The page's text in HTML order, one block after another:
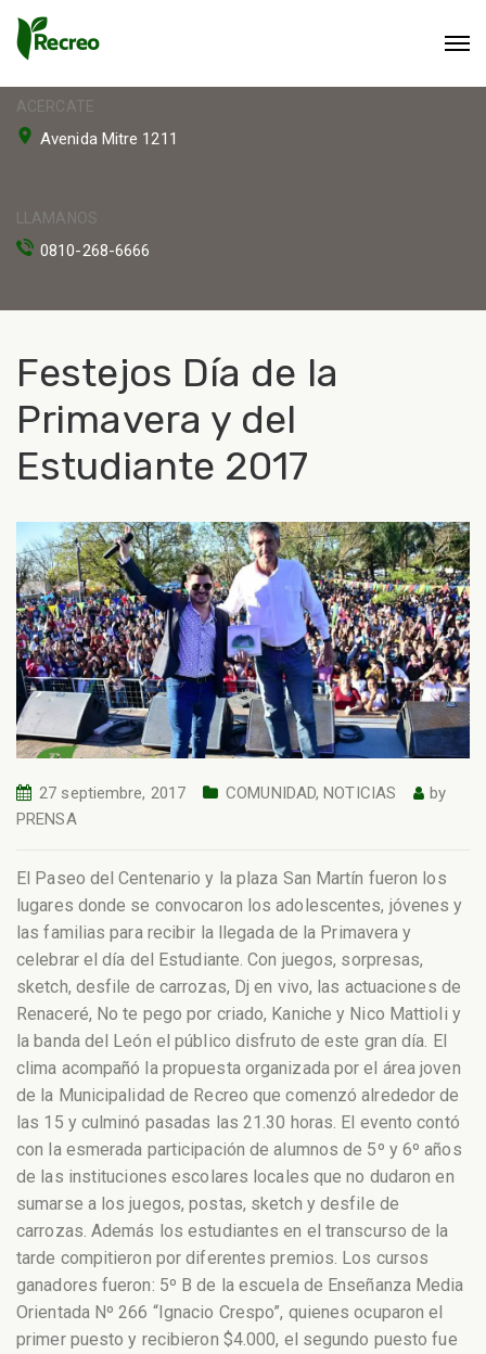
ACERCATE
Avenida Mitre 1211
LLAMANOS
0810-268-6666
Festejos Día de la
Primavera y del
Estudiante 2017
27 septiembre, 2017 COMUNIDAD,NOTICIAS
by
PRENSA
El Paseo del Centenario y la plaza San Martín fueron los
lugares donde se convocaron los adolescentes, jóvenes y
las familias para recibir la llegada de la Primavera y
celebrar el día del Estudiante. Con juegos, sorpresas,
sketch, desfile de carrozas, Dj en vivo, las actuaciones de
Renaceré, No te pego por criado, Kaniche y Nico Mattioli y
la banda del León el público disfruto de este gran día. El
clima acompañó la propuesta organizada por el área joven
de la Municipalidad de Recreo que comenzó alrededor de
las 15 y culminó pasadas las 21.30 horas. El evento contó
con la esmerada participación de alumnos de 5º y 6º años
de las instituciones escolares locales que no dudaron en
sumarse a los juegos, postas, sketch y desfile de
carrozas. Además los estudiantes en el transcurso de la
tarde compitieron por diferentes premios. Los cursos
ganadores fueron: 5º B de la escuela de Enseñanza Media
Orientada Nº 266 “Ignacio Crespo”, quienes ocuparon el
primer puesto y recibieron $4.000, el segundo puesto fue